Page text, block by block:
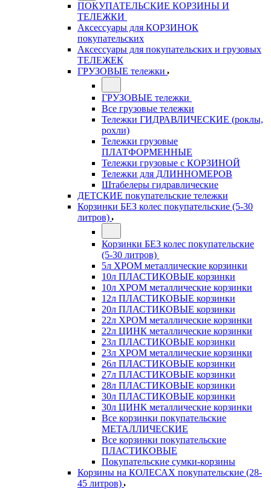
ПОКУПАТЕЛЬСКИЕ КОРЗИНЫ И
ТЕЛЕЖКИ
Аксессуары для КОРЗИНОК
покупательских
Аксессуары для покупательских и грузовых
ТЕЛЕЖЕК
ГРУЗОВЫЕ тележки
ГРУЗОВЫЕ тележки
Все грузовые тележки
Тележки ГИДРАВЛИЧЕСКИЕ (роклы,
рохли)
Тележки грузовые
ПЛАТФОРМЕННЫЕ
Тележки грузовые с КОРЗИНОЙ
Тележки для ДЛИННОМЕРОВ
Штабелеры гидравлические
ДЕТСКИЕ покупательские тележки
Корзинки БЕЗ колес покупательские (5-30
литров)
Корзинки БЕЗ колес покупательские
(5-30 литров)
5л ХРОМ металлические корзинки
10л ПЛАСТИКОВЫЕ корзинки
10л ХРОМ металлические корзинки
12л ПЛАСТИКОВЫЕ корзинки
20л ПЛАСТИКОВЫЕ корзинки
22л ХРОМ металлические корзинки
22л ЦИНК металлические корзинки
23л ПЛАСТИКОВЫЕ корзинки
23л ХРОМ металлические корзинки
26л ПЛАСТИКОВЫЕ корзинки
27л ПЛАСТИКОВЫЕ корзинки
28л ПЛАСТИКОВЫЕ корзинки
30л ПЛАСТИКОВЫЕ корзинки
30л ЦИНК металлические корзинки
Все корзинки покупательские
МЕТАЛЛИЧЕСКИЕ
Все корзинки покупательские
ПЛАСТИКОВЫЕ
Покупательские сумки-корзины
Корзины на КОЛЕСАХ покупательские (28-
45 литров)